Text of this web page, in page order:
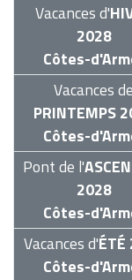
Vacances d'
2028
Côtes-
Vacances de
PRINTEMPS
Côtes-
Pont de l'
2028
Côtes-
Vacances d'
Côtes-